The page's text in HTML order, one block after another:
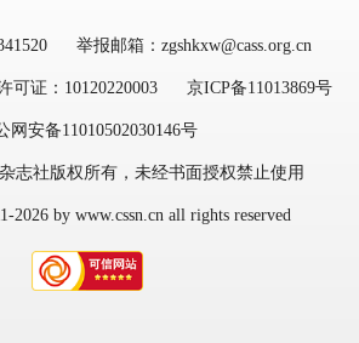
举报邮箱：zgshkxw@cass.org.cn
可证：10120220003 京ICP备11013869号
网安备11010502030146号
志社版权所有，未经书面授权禁止使用
2026 by www.cssn.cn all rights reserved